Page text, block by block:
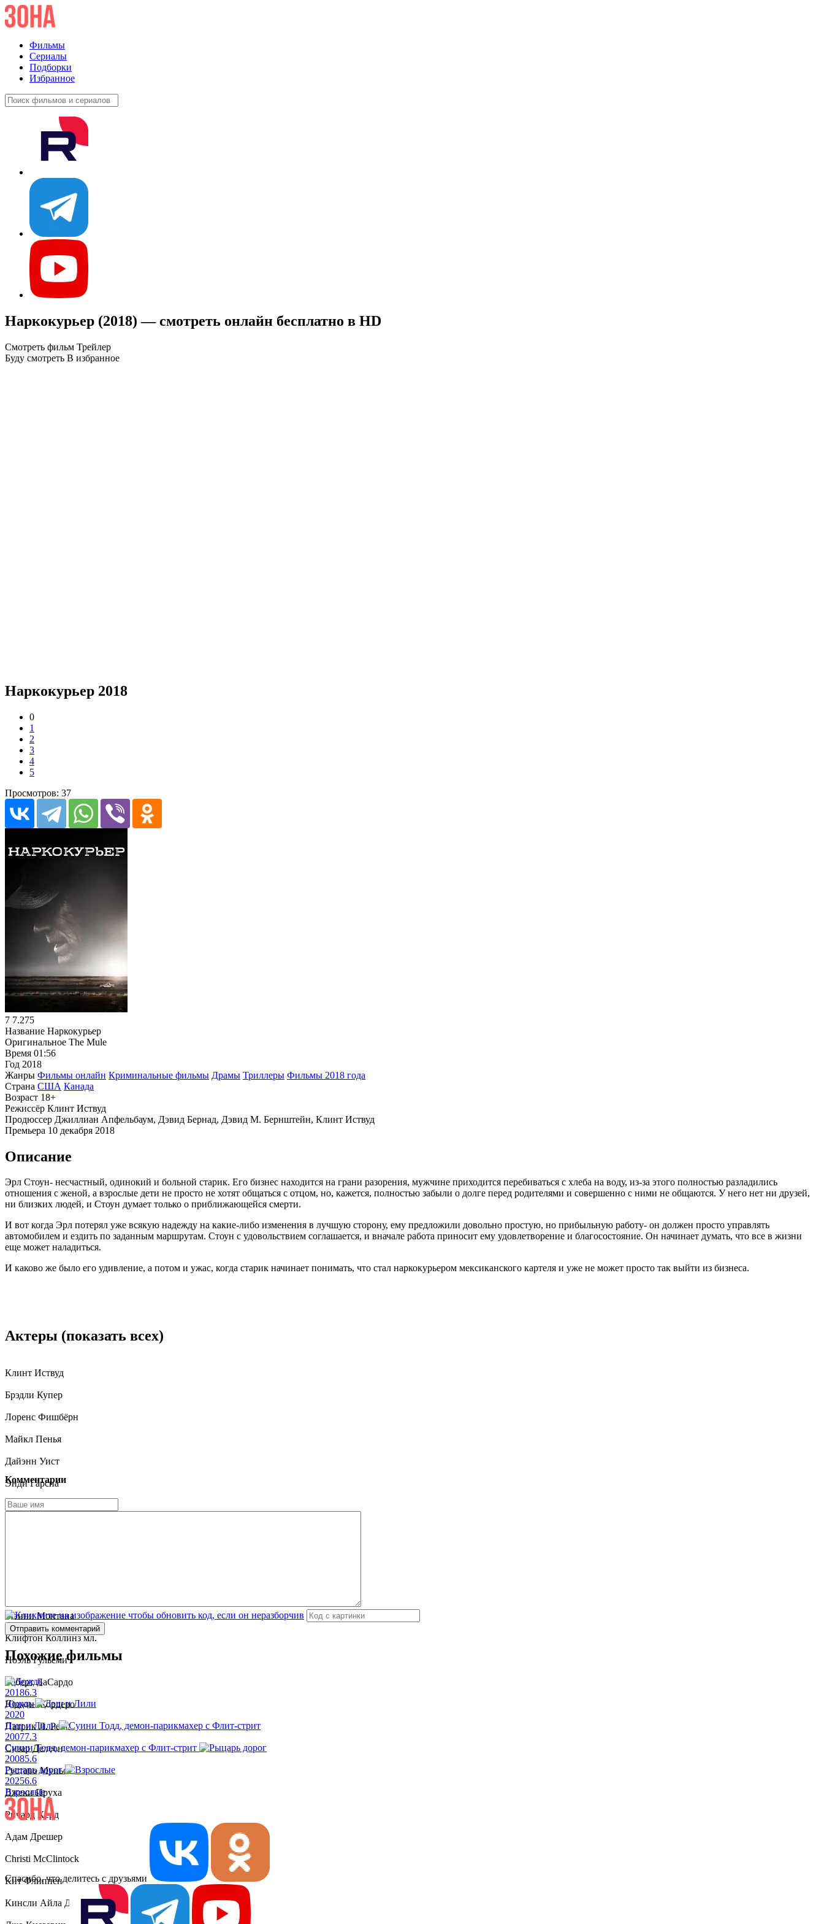
Фильмы
Сериалы
Подборки
Избранное
Наркокурьер (2018) — смотреть онлайн бесплатно в HD
Смотреть фильм Трейлер
Буду смотреть В избранное
Наркокурьер 2018
0
1
2
3
4
5
Просмотров: 37
7 7.275
Название Наркокурьер
Оригинальное The Mule
Время 01:56
Год 2018
Жанры Фильмы онлайн Криминальные фильмы Драмы Триллеры Фильмы 2018 года
Страна США Канада
Возраст 18+
Режиссёр Клинт Иствуд
Продюссер Джиллиан Апфельбаум, Дэвид Бернад, Дэвид М. Бернштейн, Клинт Иствуд
Премьера 10 декабря 2018
Описание
Эрл Стоун- несчастный, одинокий и больной старик. Его бизнес находится на грани разорения, мужчине приходится перебиваться с хлеба на воду, из-за этого полностью разладились
отношения с женой, а взрослые дети не просто не хотят общаться с отцом, но, кажется, полностью забыли о долге перед родителями и совершенно с ними не общаются. У него нет ни друзей,
ни близких людей, и Стоун думает только о приближающейся смерти.
И вот когда Эрл потерял уже всякую надежду на какие-либо изменения в лучшую сторону, ему предложили довольно простую, но прибыльную работу- он должен просто управлять
автомобилем и ездить по заданным маршрутам. Стоун с удовольствием соглашается, и вначале работа приносит ему удовлетворение и благосостояние. Он начинает думать, что все в жизни
еще может наладиться.
И каково же было его удивление, а потом и ужас, когда старик начинает понимать, что стал наркокурьером мексиканского картеля и уже не может просто так выйти из бизнеса.
Актеры (показать всех)
Клинт Иствуд
Брэдли Купер
Лоренс Фишбёрн
Майкл Пенья
Дайэнн Уист
Энди Гарсиа
Элисон Иствуд
Мэнни Монтана
Клифтон Коллинз мл.
Ноэль Гульеми
Роберт ЛаСардо
Юджин Кордеро
Патрик Л. Рейс
Сизар Делеон
Густаво Муньос
Джеки Пруха
Ричард Херд
Адам Дрешер
Christi McClintock
Кит Флиппен
Кинсли Айла Диллон
Комментарии
Отправить комментарий
Похожие фильмы
20186.3
Дождь
2020
Дэш и Лили
20077.3
Суини Тодд, демон-парикмахер с Флит-стрит
20085.6
Рыцарь дорог
20256.6
Взрослые
Спасибо, что делитесь с друзьями